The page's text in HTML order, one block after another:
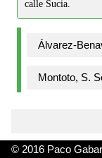
calle Sucia.
© 2016 Paco